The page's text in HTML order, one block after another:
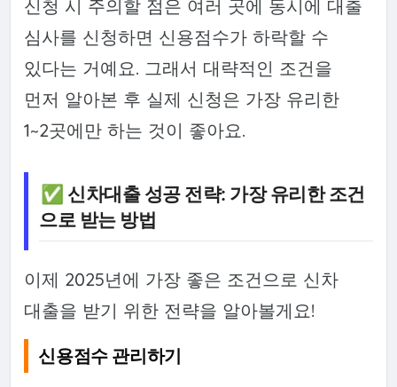
신청 시 주의할 점은 여러 곳에 동시에 대출
심사를 신청하면 신용점수가 하락할 수
있다는 거예요. 그래서 대략적인 조건을
먼저 알아본 후 실제 신청은 가장 유리한
1~2곳에만 하는 것이 좋아요.
✅ 신차대출 성공 전략: 가장 유리한 조건
으로 받는 방법
이제 2025년에 가장 좋은 조건으로 신차
대출을 받기 위한 전략을 알아볼게요!
신용점수 관리하기